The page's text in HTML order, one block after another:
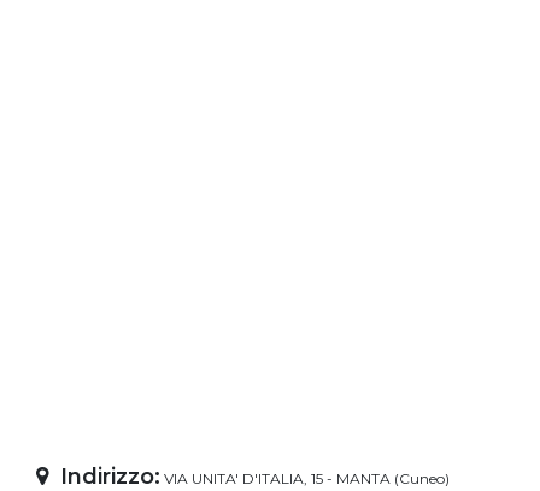
Indirizzo: VIA UNITA' D'ITALIA, 15 - MANTA (Cuneo)